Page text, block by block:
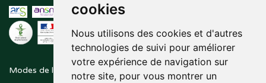
cookies
Nous utilisons des cookies et d'autres
technologies de suivi pour améliorer
votre expérience de navigation sur
notre site, pour vous montrer un
Modes de livraison Suivez-nous sur